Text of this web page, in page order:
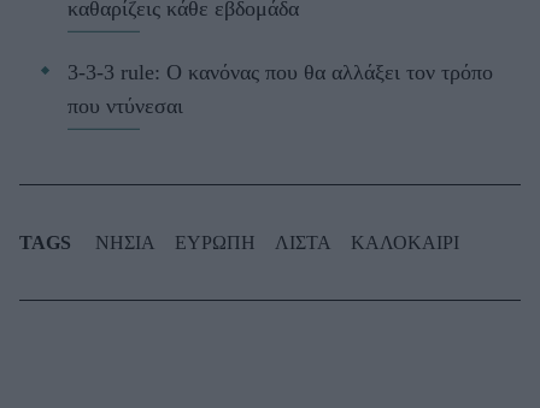
καθαρίζεις κάθε εβδομάδα
3-3-3 rule: Ο κανόνας που θα αλλάξει τον τρόπο
που ντύνεσαι
TAGS ΝΗΣΙΑ ΕΥΡΩΠΗ ΛΙΣΤΑ ΚΑΛΟΚΑΙΡΙ